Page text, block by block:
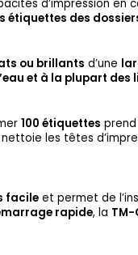
d’impression en
étiquettes des
ou brillants d’une
et à la plupart des
100 étiquettes prend
les têtes
facile et permet de
rapide, la TM-